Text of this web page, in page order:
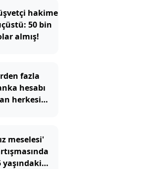
hakime
50 bin
almış!
fazla
hesabı
herkesi
meselesi'
yaşındaki